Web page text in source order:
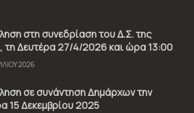
στη συνεδρίαση του Δ.Σ. της
τη Δευτέρα 27/4/2026 και ώρα 13:00
2026
σε συνάντηση Δημάρχων την
15 Δεκεμβρίου 2025